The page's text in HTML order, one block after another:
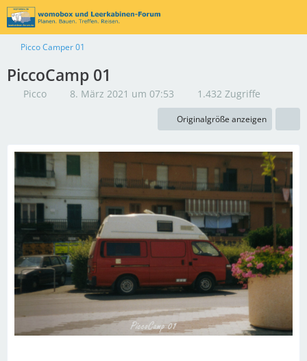
Picco Camper 01
PiccoCamp 01
Picco 8. März 2021 um 07:53 1.432 Zugriffe
Originalgröße anzeigen